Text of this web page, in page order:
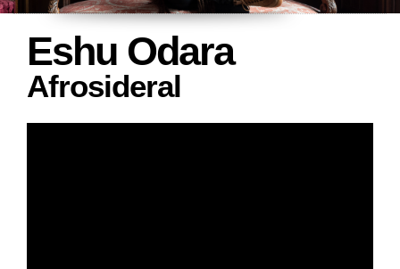
Eshu Odara
Afrosideral